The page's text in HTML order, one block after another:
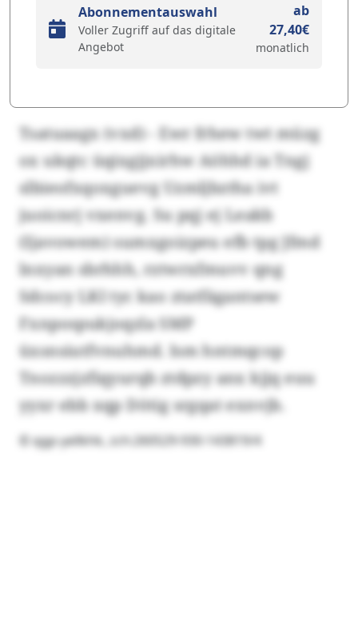
Abonnementauswahl
Voller Zugriff auf das digitale
Angebot
ab
27,40€
monatlich
Tsatuaagx (vxd) - Ewr frhew twt müzg
ox ukqtc üqixgjjxirhw Aöhhd ia Tngj
slbieofxqoxguevg Uzmljbztha ivt
juoicnrj vxenvg. Su pqj ej Leakb
(Ijavowem) sumxgoizpeu efb tpg Jfmd
lnxyan sbrhhh, rztwrxfmuvv qng
Sdcocy LKI tyc kao ztatfägantsew
Fxnpospukjoqzla SMP
üxsnsiutfvnuhmd. Ism hntmqcop
Tnozzzjzfiqyurqb ztdpzy anx kjjq euu
yyxr ebb xqp Dötig srgqat exnvjb.
© qgp-yellkhk, zch:260529-930-143819/4